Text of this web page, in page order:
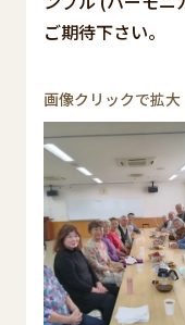
ご期待下さい。
画像クリックで拡大